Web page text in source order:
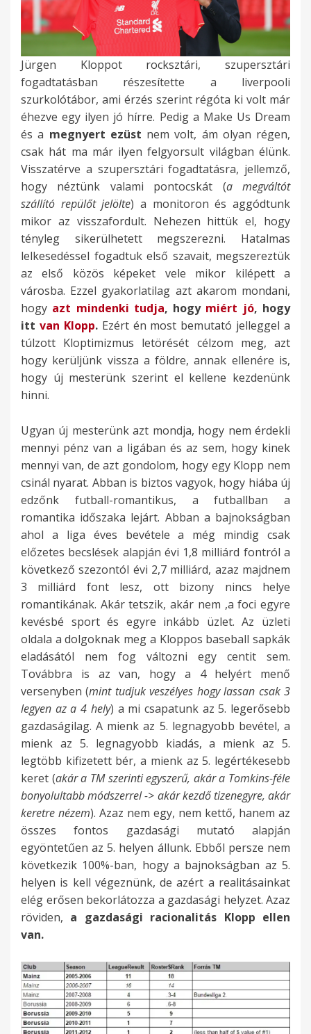
Jürgen Kloppot rocksztári, szupersztári
fogadtatásban részesítette a liverpooli
szurkolótábor, ami érzés szerint régóta ki volt már
éhezve egy ilyen jó hírre. Pedig a Make Us Dream
és a megnyert ezüst nem volt, ám olyan régen,
csak hát ma már ilyen felgyorsult világban élünk.
Visszatérve a szupersztári fogadtatásra, jellemző,
hogy néztünk valami pontocskát (a megváltót
szállító repülőt jelölte) a monitoron és aggódtunk
mikor az visszafordult. Nehezen hittük el, hogy
tényleg sikerülhetett megszerezni. Hatalmas
lelkesedéssel fogadtuk első szavait, megszereztük
az első közös képeket vele mikor kilépett a
városba. Ezzel gyakorlatilag azt akarom mondani,
hogy azt mindenki tudja, hogy miért jó, hogy
itt van Klopp.Ezért én most bemutató jelleggel a
túlzott Kloptimizmus letörését célzom meg, azt
hogy kerüljünk vissza a földre, annak ellenére is,
hogy új mesterünk szerint el kellene kezdenünk
hinni.
Ugyan új mesterünk azt mondja, hogy nem érdekli
mennyi pénz van a ligában és az sem, hogy kinek
mennyi van, de azt gondolom, hogy egy Klopp nem
csinál nyarat. Abban is biztos vagyok, hogy hiába új
edzőnk futball-romantikus, a futballban a
romantika időszaka lejárt. Abban a bajnokságban
ahol a liga éves bevétele a még mindig csak
előzetes becslések alapján évi 1,8 milliárd fontról a
következő szezontól évi 2,7 milliárd, azaz majdnem
3 milliárd font lesz, ott bizony nincs helye
romantikának. Akár tetszik, akár nem ,a foci egyre
kevésbé sport és egyre inkább üzlet. Az üzleti
oldala a dolgoknak meg a Kloppos baseball sapkák
eladásától nem fog változni egy centit sem.
Továbbra is az van, hogy a 4 helyért menő
versenyben (mint tudjuk veszélyes hogy lassan csak 3
legyen az a 4 hely) a mi csapatunk az 5. legerősebb
gazdaságilag. A mienk az 5. legnagyobb bevétel, a
mienk az 5. legnagyobb kiadás, a mienk az 5.
legtöbb kifizetett bér, a mienk az 5. legértékesebb
keret (akár a TM szerinti egyszerű, akár a Tomkins-féle
bonyolultabb módszerrel -> akár kezdő tizenegyre, akár
keretre nézem). Azaz nem egy, nem kettő, hanem az
összes fontos gazdasági mutató alapján
egyöntetűen az 5. helyen állunk. Ebből persze nem
következik 100%-ban, hogy a bajnokságban az 5.
helyen is kell végeznünk, de azért a realitásainkat
elég erősen bekorlátozza a gazdasági helyzet. Azaz
röviden, a gazdasági racionalitás Klopp ellen
van.